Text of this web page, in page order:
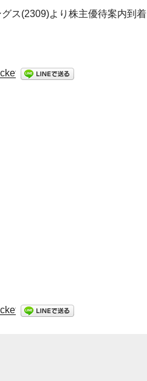
ス(2309)より株主優待案内到着